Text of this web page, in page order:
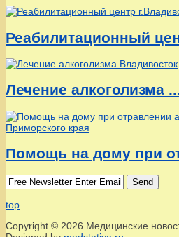
Реабилитационный
Лечение алкоголизма
Помощь на дому при
Send
top
Copyright © 2026 Медицинские